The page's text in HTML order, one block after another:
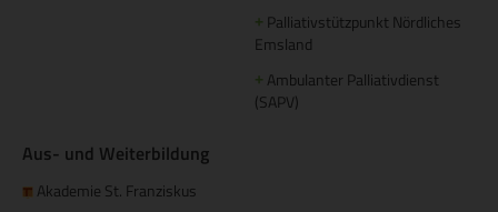
+ Palliativstützpunkt Nördliches
Emsland
+ Ambulanter Palliativdienst
(SAPV)
Aus- und Weiterbildung
Akademie St. Franziskus